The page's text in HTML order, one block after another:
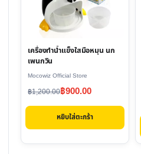
เครื่องทำน้ำแข็งใสมือหมุน นก
เพนกวิน
Mocowiz Official Store
฿1,200.00
Original
price
฿900.00
Current
price
หยิบใส่ตะกร้า